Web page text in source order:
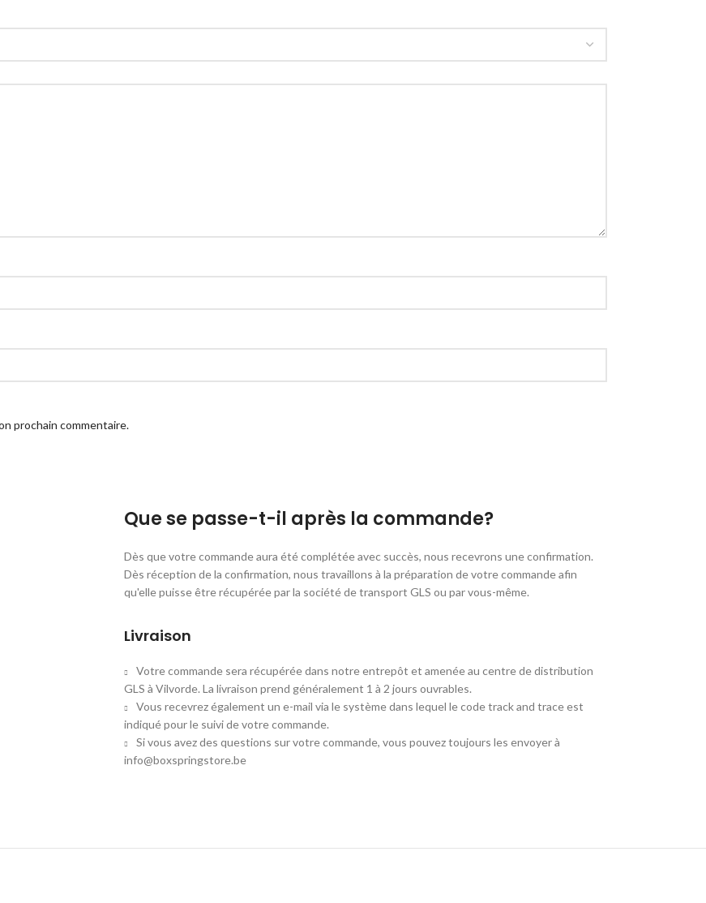
prochain commentaire.
Que se passe-t-il après la commande?
Dès que votre commande aura été complétée avec succès, nous recevrons une confirmation.
Dès réception de la confirmation, nous travaillons à la préparation de votre commande afin
qu'elle puisse être récupérée par la société de transport GLS ou par vous-même.
Livraison
Votre commande sera récupérée dans notre entrepôt et amenée au centre de distribution
GLS à Vilvorde. La livraison prend généralement 1 à 2 jours ouvrables.
Vous recevrez également un e-mail via le système dans lequel le code track and trace est
indiqué pour le suivi de votre commande.
Si vous avez des questions sur votre commande, vous pouvez toujours les envoyer à
info@boxspringstore.be